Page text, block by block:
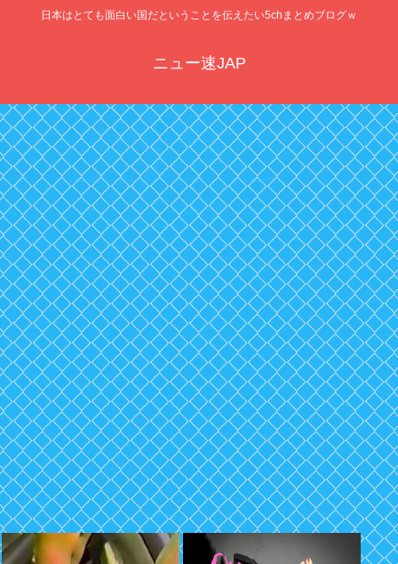
日本はとても面白い国だということを伝えたい5chまとめブログｗ
ニュー速JAP